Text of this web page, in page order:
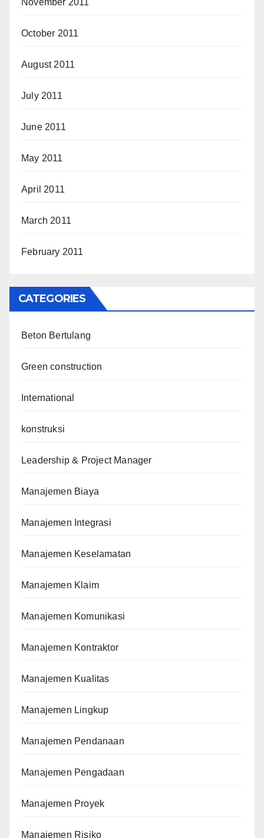
November 2011
October 2011
August 2011
July 2011
June 2011
May 2011
April 2011
March 2011
February 2011
CATEGORIES
Beton Bertulang
Green construction
International
konstruksi
Leadership & Project Manager
Manajemen Biaya
Manajemen Integrasi
Manajemen Keselamatan
Manajemen Klaim
Manajemen Komunikasi
Manajemen Kontraktor
Manajemen Kualitas
Manajemen Lingkup
Manajemen Pendanaan
Manajemen Pengadaan
Manajemen Proyek
Manajemen Risiko